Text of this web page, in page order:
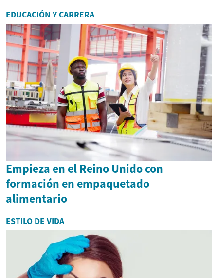
EDUCACIÓN Y CARRERA
Empieza en el Reino Unido con
formación en empaquetado
alimentario
ESTILO DE VIDA